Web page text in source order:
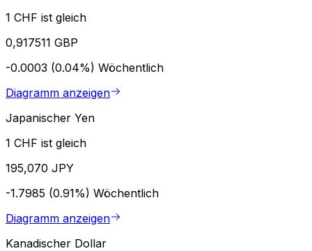
1 CHF ist gleich
0,917511 GBP
-0.0003 (0.04%) Wöchentlich
Diagramm anzeigen
Japanischer Yen
1 CHF ist gleich
195,070 JPY
-1.7985 (0.91%) Wöchentlich
Diagramm anzeigen
Kanadischer Dollar